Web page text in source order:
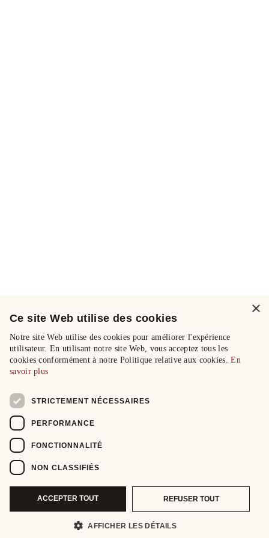
×
Ce site Web utilise des cookies
Notre site Web utilise des cookies pour améliorer l'expérience
utilisateur. En utilisant notre site Web, vous acceptez tous les
cookies conformément à notre Politique relative aux cookies.En
savoir plus
STRICTEMENT NÉCESSAIRES
PERFORMANCE
FONCTIONNALITÉ
NON CLASSIFIÉS
ACCEPTER TOUT REFUSER TOUT
AFFICHER LES DÉTAILS